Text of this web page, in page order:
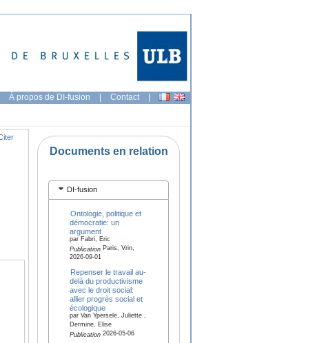
À propos de DI-fusion | Contact |
Documents en relation
DI-fusion
Ontologie, politique et
démocratie: un
argument
par Fabri, Eric
PublicationParis, Vrin,
2026-09-01
Repenser le travail au-
delà du productivisme
avec le droit social:
allier progrès social et
écologique
par Van Ypersele, Juliette ,
Dermine, Elise
Publication2026-05-06